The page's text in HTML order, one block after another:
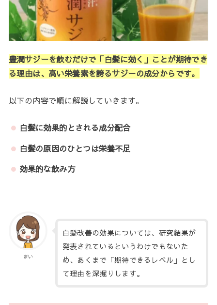
豊潤サジーを飲むだけで「白髪に効く」ことが期待でき
る理由は、高い栄養素を誇るサジーの成分からです。
以下の内容で順に解説していきます。
白髪に効果的とされる成分配合
白髪の原因のひとつは栄養不足
効果的な飲み方
まい
白髪改善の効果については、研究結果が
発表されているというわけでもないた
め、あくまで「期待できるレベル」とし
て理由を深掘りします。